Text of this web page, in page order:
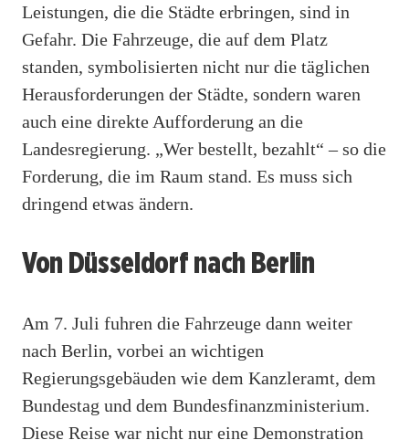
Leistungen, die die Städte erbringen, sind in
Gefahr. Die Fahrzeuge, die auf dem Platz
standen, symbolisierten nicht nur die täglichen
Herausforderungen der Städte, sondern waren
auch eine direkte Aufforderung an die
Landesregierung. „Wer bestellt, bezahlt“ – so die
Forderung, die im Raum stand. Es muss sich
dringend etwas ändern.
Von Düsseldorf nach Berlin
Am 7. Juli fuhren die Fahrzeuge dann weiter
nach Berlin, vorbei an wichtigen
Regierungsgebäuden wie dem Kanzleramt, dem
Bundestag und dem Bundesfinanzministerium.
Diese Reise war nicht nur eine Demonstration